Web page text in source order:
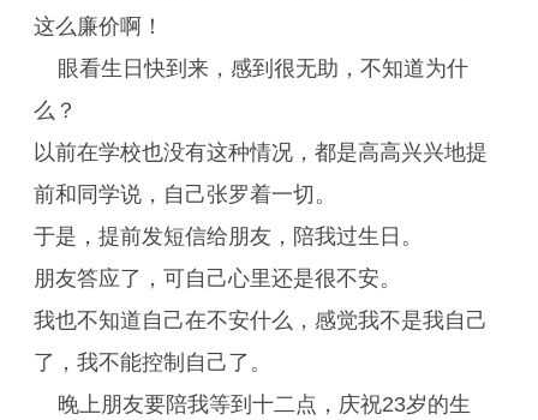
这么廉价啊！
眼看生日快到来，感到很无助，不知道为什
么？
以前在学校也没有这种情况，都是高高兴兴地提
前和同学说，自己张罗着一切。
于是，提前发短信给朋友，陪我过生日。
朋友答应了，可自己心里还是很不安。
我也不知道自己在不安什么，感觉我不是我自己
了，我不能控制自己了。
晚上朋友要陪我等到十二点，庆祝23岁的生